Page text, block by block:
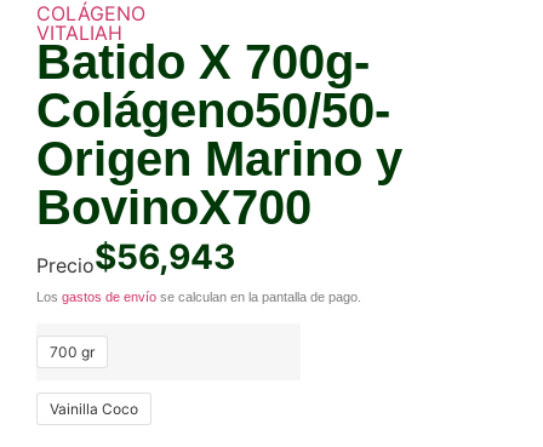
COLÁGENO
VITALIAH
Batido X 700g-
Colágeno50/50-
Origen Marino y
BovinoX700
Precio$56,943
Los gastos de envío se calculan en la pantalla de pago.
700 gr
Vainilla Coco